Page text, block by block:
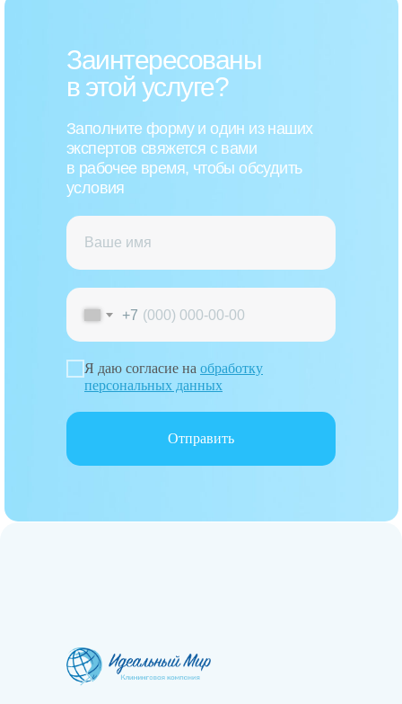
Заинтересованы
в этой услуге?
Заполните форму и один из наших
экспертов свяжется с вами
в рабочее время, чтобы обсудить
условия
+7
Я даю согласие на обработку
персональных данных
Отправить